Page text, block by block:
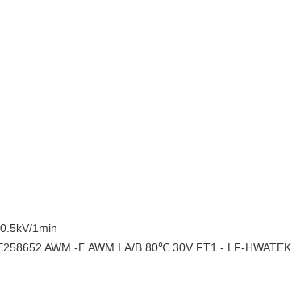
1min
AWM -Γ AWM Ι A/B 80℃ 30V FT1 - LF-HWATEK